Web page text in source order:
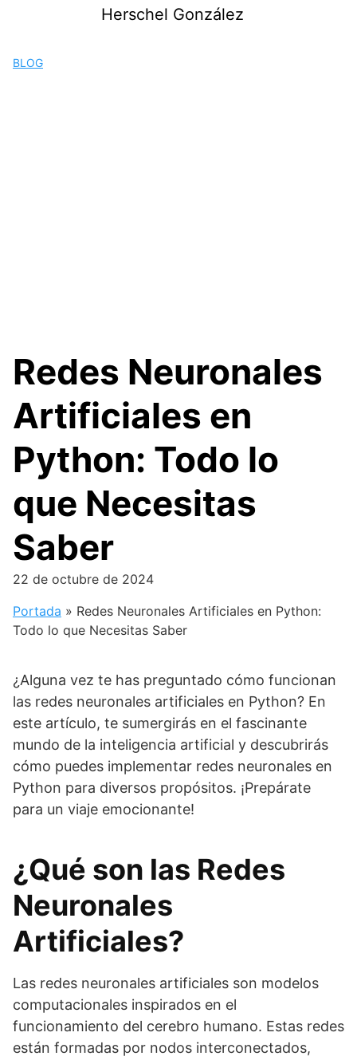
Herschel González
BLOG
Redes Neuronales
Artificiales en
Python: Todo lo
que Necesitas
Saber
22 de octubre de 2024
Portada » Redes Neuronales Artificiales en Python:
Todo lo que Necesitas Saber
¿Alguna vez te has preguntado cómo funcionan
las redes neuronales artificiales en Python? En
este artículo, te sumergirás en el fascinante
mundo de la inteligencia artificial y descubrirás
cómo puedes implementar redes neuronales en
Python para diversos propósitos. ¡Prepárate
para un viaje emocionante!
¿Qué son las Redes
Neuronales
Artificiales?
Las redes neuronales artificiales son modelos
computacionales inspirados en el
funcionamiento del cerebro humano. Estas redes
están formadas por nodos interconectados,